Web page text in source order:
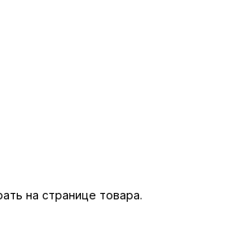
на странице товара.